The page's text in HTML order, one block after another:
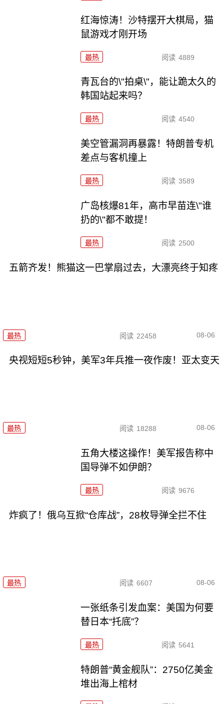
红海惊涛！沙特摆开大棋局，猫
鼠游戏才刚开场
最热 阅读 4889
青瓦台的\"拍桌\"，能让跪太久的
韩国站起来吗？
最热 阅读 4540
美空管漏洞再暴露！特朗普专机
差点与客机撞上
最热 阅读 3589
广岛核爆81年，高市早苗连\"谁
扔的\"都不敢提！
最热 阅读 2500
五箭齐发！熊猫这一巴掌扇过去，大漂亮终于知疼
最热 阅读 22458 08-06
央视短短5秒钟，美军3年兵推一夜作废！亚太变天
最热 阅读 18288 08-06
五角大楼这操作！美军报告称中
国导弹不如伊朗？
最热 阅读 9676
炸疯了！俄乌互掀“仓库战”，28枚导弹全拦不住
最热 阅读 6607 08-06
一张纸条引发血案：美国为何要
替日本“托底”？
最热 阅读 5641
特朗普“黄金舰队”：2750亿美金
堆出海上棺材